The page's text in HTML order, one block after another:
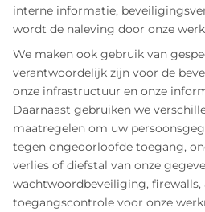
interne informatie,
wordt de naleving door onze
We maken ook gebruik van
verantwoordelijk zijn voor de
onze infrastructuur en onze
Daarnaast gebruiken we
maatregelen om uw
tegen ongeoorloofde toegang,
verlies of diefstal van onze
wachtwoordbeveiliging,
toegangscontrole voor onze